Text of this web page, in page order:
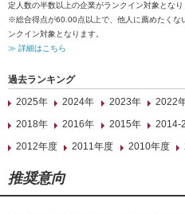
定人数の半数以上の企業がランクイン対象となり
※総合得点が60.00点以上で、他人に薦めたくな
ンクイン対象となります。
≫ 詳細はこちら
過去ランキング
2025年
2024年 2023年 2022
2018年
2016年 2015年 2014-
2012年度
2011年度 2010年度
推奨意向